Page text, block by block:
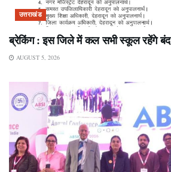
उत्तराखंड
ब्रेकिंग : इस जिले में कल सभी स्कूल रहेंगे बंद
AUGUST 5, 2026